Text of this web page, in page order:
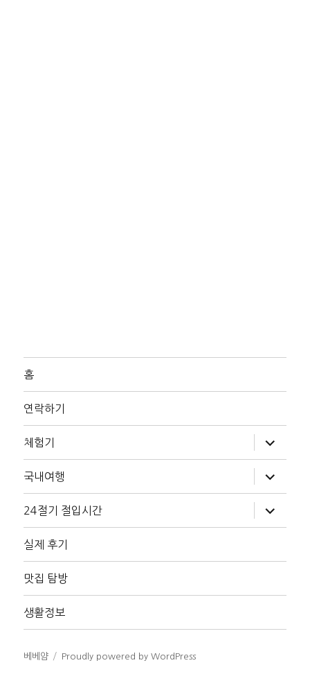
홈
연락하기
체험기
위
메
확
장
국내여행
위
메
확
장
24절기 절입시간
위
메
장
실제 후기
맛집 탐방
생활정보
베베얌 Proudly powered by WordPress